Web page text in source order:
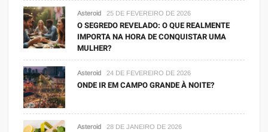
Asteroid 25 DE FEVEREIRO DE 2026
O SEGREDO REVELADO: O QUE REALMENTE
IMPORTA NA HORA DE CONQUISTAR UMA
MULHER?
Asteroid 24 DE FEVEREIRO DE 2026
ONDE IR EM CAMPO GRANDE À NOITE?
Asteroid 28 DE JANEIRO DE 2026